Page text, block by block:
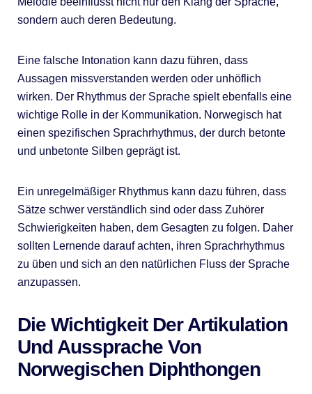
sondern auch deren Bedeutung.
Eine falsche Intonation kann dazu führen, dass
Aussagen missverstanden werden oder unhöflich
wirken. Der Rhythmus der Sprache spielt ebenfalls eine
wichtige Rolle in der Kommunikation. Norwegisch hat
einen spezifischen Sprachrhythmus, der durch betonte
und unbetonte Silben geprägt ist.
Ein unregelmäßiger Rhythmus kann dazu führen, dass
Sätze schwer verständlich sind oder dass Zuhörer
Schwierigkeiten haben, dem Gesagten zu folgen. Daher
sollten Lernende darauf achten, ihren Sprachrhythmus
zu üben und sich an den natürlichen Fluss der Sprache
anzupassen.
Die Wichtigkeit Der Artikulation
Und Aussprache Von
Norwegischen Diphthongen